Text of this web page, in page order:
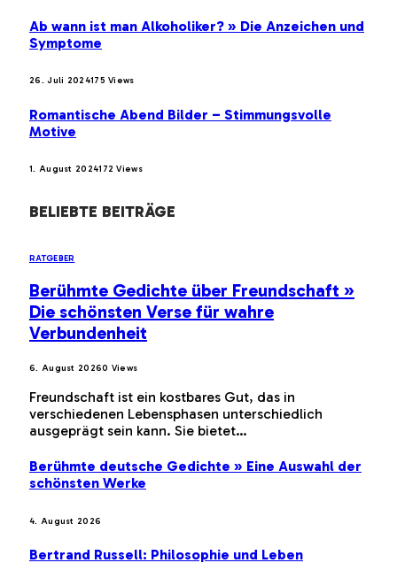
Ab wann ist man Alkoholiker? » Die Anzeichen und
Symptome
26. Juli 2024175Views
Romantische Abend Bilder – Stimmungsvolle
Motive
1. August 2024172Views
BELIEBTE BEITRÄGE
RATGEBER
Berühmte Gedichte über Freundschaft »
Die schönsten Verse für wahre
Verbundenheit
6. August 20260 Views
Freundschaft ist ein kostbares Gut, das in
verschiedenen Lebensphasen unterschiedlich
ausgeprägt sein kann. Sie bietet…
Berühmte deutsche Gedichte » Eine Auswahl der
schönsten Werke
4. August 2026
Bertrand Russell: Philosophie und Leben